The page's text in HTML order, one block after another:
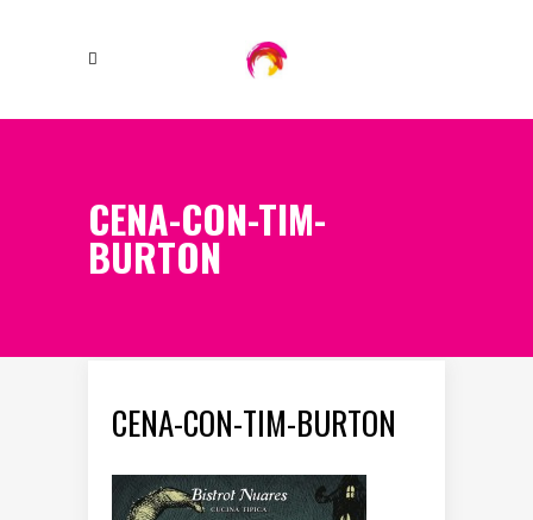
CENA-CON-TIM-
BURTON
CENA-CON-TIM-BURTON